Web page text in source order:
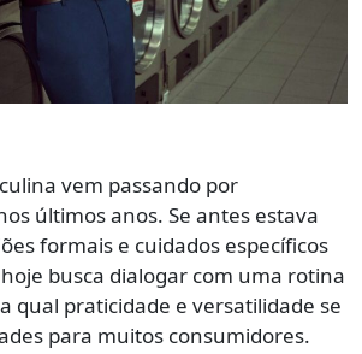
vem passando por
últimos anos. Se antes estava
formais e cuidados específicos
busca dialogar com uma rotina
qual praticidade e versatilidade se
para muitos consumidores.